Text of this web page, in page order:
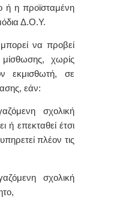
ή η προϊσταμένη
Δ.Ο.Υ.
να προβεί
χωρίς
εκμισθωτή, σε
εάν:
σχολική
ή επεκταθεί έτσι
πλέον τις
σχολική